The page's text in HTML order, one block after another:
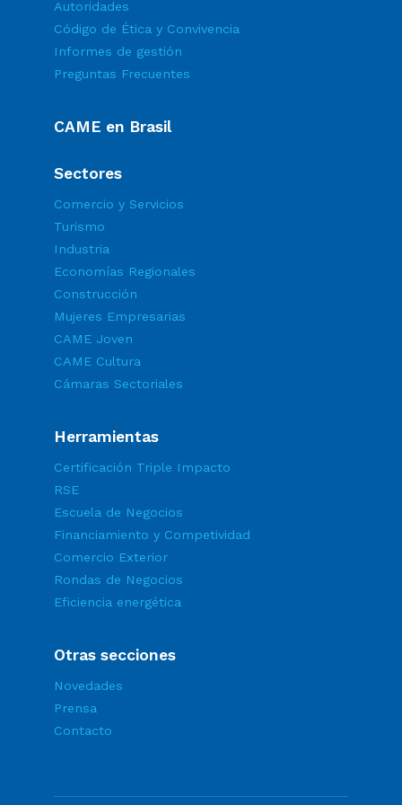
Autoridades
Código de Ética y Convivencia
Informes de gestión
Preguntas Frecuentes
CAME en Brasil
Sectores
Comercio y Servicios
Turismo
Industria
Economías Regionales
Construcción
Mujeres Empresarias
CAME Joven
CAME Cultura
Cámaras Sectoriales
Herramientas
Certificación Triple Impacto
RSE
Escuela de Negocios
Financiamiento y Competividad
Comercio Exterior
Rondas de Negocios
Eficiencia energética
Otras secciones
Novedades
Prensa
Contacto